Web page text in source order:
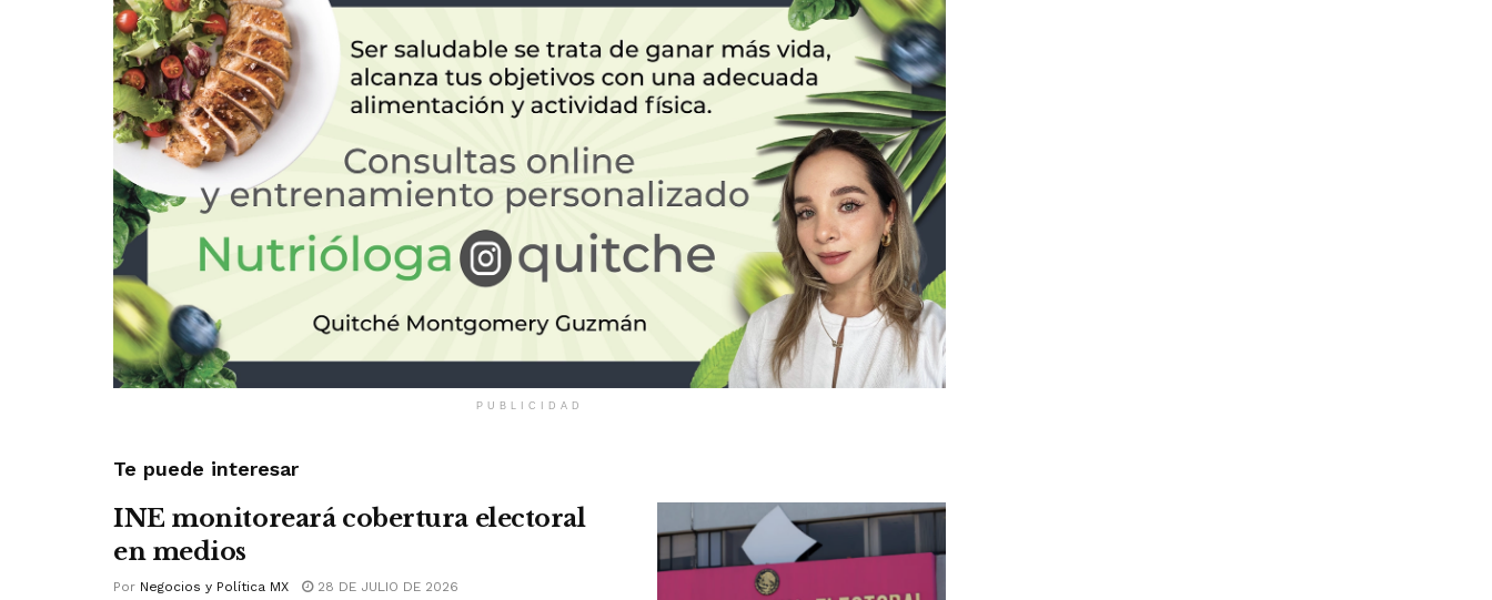
PUBLICIDAD
Te puede interesar
INE monitoreará cobertura electoral
en medios
Por Negocios y Política MX 28 DE JULIO DE 2026